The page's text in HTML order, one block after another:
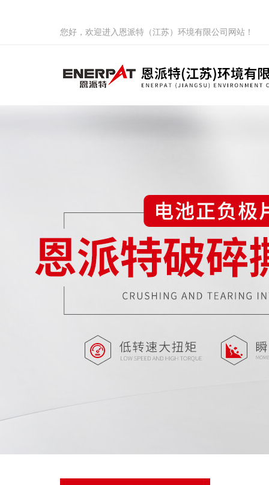
您好，欢迎进入恩派特（江苏）环境有限公司网站！